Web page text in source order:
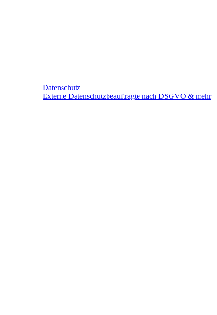
Datenschutz
Externe Datenschutzbeauftragte nach DSGVO & mehr